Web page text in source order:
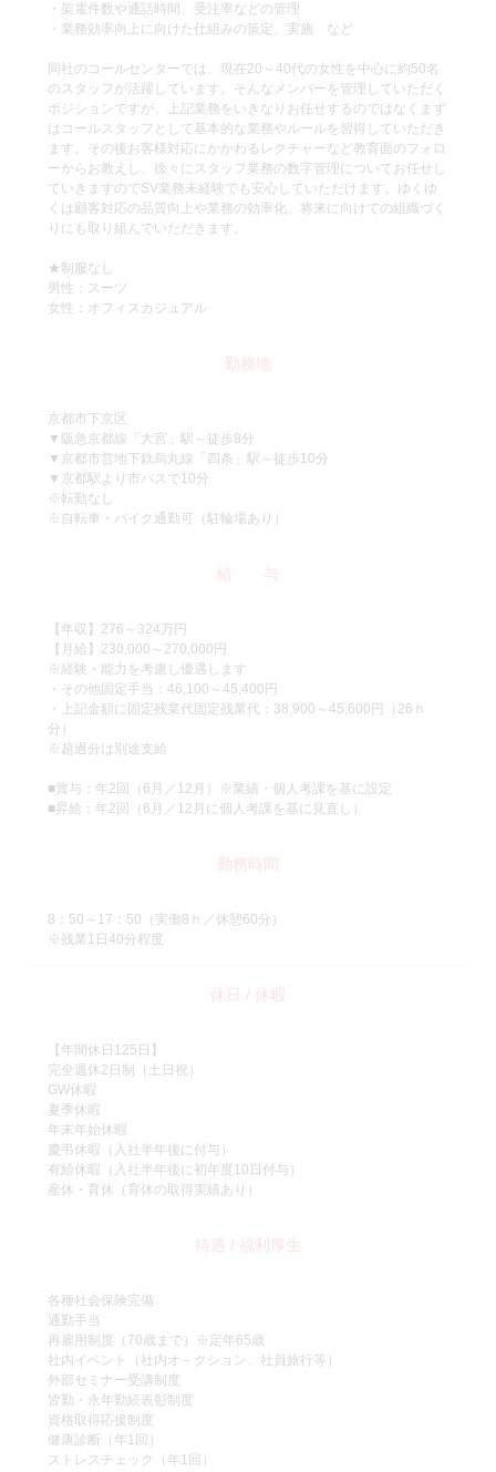
・架電件数や通話時間、受注率などの管理
・業務効率向上に向けた仕組みの策定、実施 など
同社のコールセンターでは、現在20～40代の女性を中心に約50名
のスタッフが活躍しています。そんなメンバーを管理していただく
ポジションですが、上記業務をいきなりお任せするのではなくまず
はコールスタッフとして基本的な業務やルールを習得していただき
ます。その後お客様対応にかかわるレクチャーなど教育面のフォロ
ーからお教えし、徐々にスタッフ業務の数字管理についてお任せし
ていきますのでSV業務未経験でも安心していただけます。ゆくゆ
くは顧客対応の品質向上や業務の効率化、将来に向けての組織づく
りにも取り組んでいただきます。
★制服なし
男性：スーツ
女性：オフィスカジュアル
勤務地
京都市下京区
▼阪急京都線「大宮」駅～徒歩8分
▼京都市営地下鉄烏丸線「四条」駅～徒歩10分
▼京都駅より市バスで10分
※転勤なし
※自転車・バイク通勤可（駐輪場あり）
給 与
【年収】276～324万円
【月給】230,000～270,000円
※経験・能力を考慮し優遇します
・その他固定手当：46,100～45,400円
・上記金額に固定残業代固定残業代：38,900～45,600円（26ｈ
分）
※超過分は別途支給
■賞与：年2回（6月／12月）※業績・個人考課を基に設定
■昇給：年2回（6月／12月に個人考課を基に見直し）
勤務時間
8：50～17：50（実働8ｈ／休憩60分）
※残業1日40分程度
休日 / 休暇
【年間休日125日】
完全週休2日制（土日祝）
GW休暇
夏季休暇
年末年始休暇
慶弔休暇（入社半年後に付与）
有給休暇（入社半年後に初年度10日付与）
産休・育休（育休の取得実績あり）
待遇 / 福利厚生
各種社会保険完備
通勤手当
再雇用制度（70歳まで）※定年65歳
社内イベント（社内オ－クション、社員旅行等）
外部セミナー受講制度
皆勤・永年勤続表彰制度
資格取得応援制度
健康診断（年1回）
ストレスチェック（年1回）